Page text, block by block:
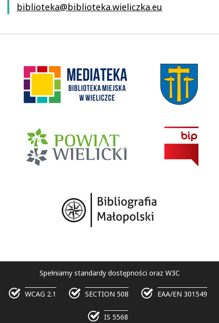
biblioteka@biblioteka.wieliczka.eu
Spełniamy standardy dostępności oraz W3C
WCAG 2.1 SECTION 508 EAA/EN 301549
IS 5568